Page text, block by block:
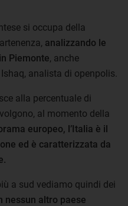
si occupa della
analizzando le
Piemonte, anche
analista di openpolis.
alla percentuale di
al momento della
europeo, l’Italia è il
ed è caratterizzata da
a sud vediamo quindi dei
nessun altro paese